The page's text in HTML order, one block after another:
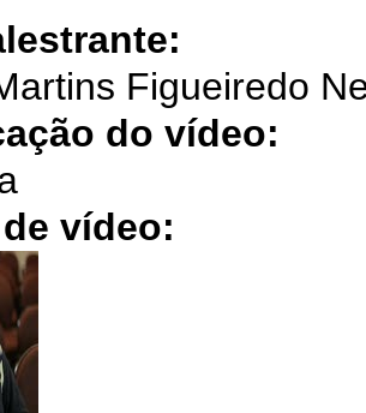
Figueiredo
do vídeo:
vídeo: